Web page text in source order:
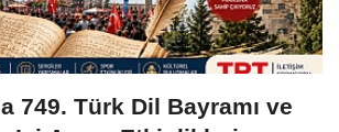
749. Türk Dil Bayramı ve